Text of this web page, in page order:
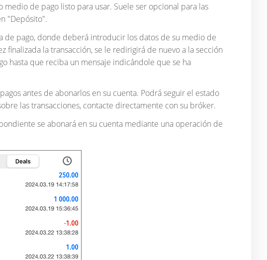
de pago listo para usar. Suele ser opcional para las
"Depósito".
de pago, donde deberá introducir los datos de su medio de
finalizada la transacción, se le redirigirá de nuevo a la sección
hasta que reciba un mensaje indicándole que se ha
antes de abonarlos en su cuenta. Podrá seguir el estado
las transacciones, contacte directamente con su bróker.
se abonará en su cuenta mediante una operación de